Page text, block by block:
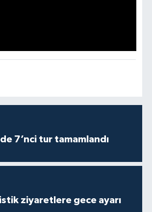
7’nci tur tamamlandı
ziyaretlere gece ayarı